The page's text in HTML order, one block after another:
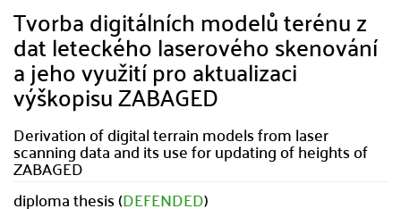
Tvorba digitálních modelů terénu z
dat leteckého laserového skenování
a jeho využití pro aktualizaci
výškopisu ZABAGED
Derivation of digital terrain models from laser
scanning data and its use for updating of heights of
ZABAGED
diploma thesis (DEFENDED)